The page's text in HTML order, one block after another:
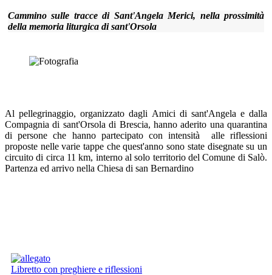
Cammino sulle tracce di Sant'Angela Merici, nella prossimità
della memoria liturgica di sant'Orsola
Al pellegrinaggio, organizzato dagli Amici di sant'Angela e dalla
Compagnia di sant'Orsola di Brescia, hanno aderito una quarantina
di persone che hanno partecipato con intensità alle riflessioni
proposte nelle varie tappe che quest'anno sono state disegnate su un
circuito di circa 11 km, interno al solo territorio del Comune di Salò.
Partenza ed arrivo nella Chiesa di san Bernardino
Libretto con preghiere e riflessioni